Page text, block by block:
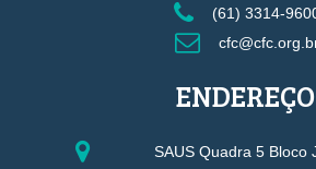
(61) 3314-
ENDEREÇO
SAUS Quadra 5 Bloco